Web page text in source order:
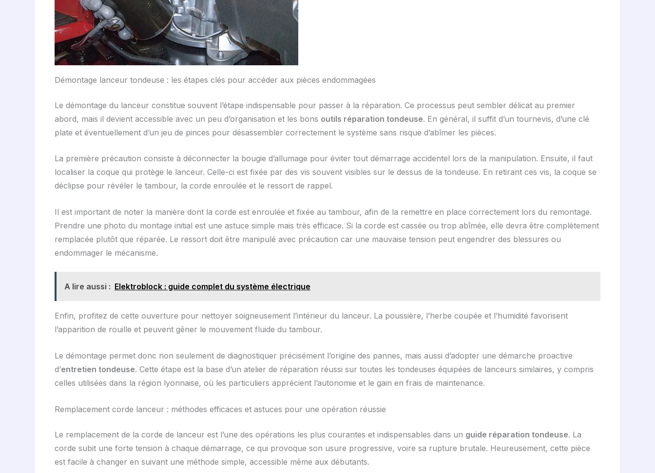
Démontage lanceur tondeuse : les étapes clés pour accéder aux pièces endommagées
Le démontage du lanceur constitue souvent l’étape indispensable pour passer à la réparation. Ce processus peut sembler délicat au premier
abord, mais il devient accessible avec un peu d’organisation et les bons outils réparation tondeuse. En général, il suffit d’un tournevis, d’une clé
plate et éventuellement d’un jeu de pinces pour désassembler correctement le système sans risque d’abîmer les pièces.
La première précaution consiste à déconnecter la bougie d’allumage pour éviter tout démarrage accidentel lors de la manipulation. Ensuite, il faut
localiser la coque qui protège le lanceur. Celle-ci est fixée par des vis souvent visibles sur le dessus de la tondeuse. En retirant ces vis, la coque se
déclipse pour révéler le tambour, la corde enroulée et le ressort de rappel.
Il est important de noter la manière dont la corde est enroulée et fixée au tambour, afin de la remettre en place correctement lors du remontage.
Prendre une photo du montage initial est une astuce simple mais très efficace. Si la corde est cassée ou trop abîmée, elle devra être complètement
remplacée plutôt que réparée. Le ressort doit être manipulé avec précaution car une mauvaise tension peut engendrer des blessures ou
endommager le mécanisme.
A lire aussi : Elektroblock : guide complet du système électrique
Enfin, profitez de cette ouverture pour nettoyer soigneusement l’intérieur du lanceur. La poussière, l’herbe coupée et l’humidité favorisent
l’apparition de rouille et peuvent gêner le mouvement fluide du tambour.
Le démontage permet donc non seulement de diagnostiquer précisément l’origine des pannes, mais aussi d’adopter une démarche proactive
d’entretien tondeuse. Cette étape est la base d’un atelier de réparation réussi sur toutes les tondeuses équipées de lanceurs similaires, y compris
celles utilisées dans la région lyonnaise, où les particuliers apprécient l’autonomie et le gain en frais de maintenance.
Remplacement corde lanceur : méthodes efficaces et astuces pour une opération réussie
Le remplacement de la corde de lanceur est l’une des opérations les plus courantes et indispensables dans un guide réparation tondeuse. La
corde subit une forte tension à chaque démarrage, ce qui provoque son usure progressive, voire sa rupture brutale. Heureusement, cette pièce
est facile à changer en suivant une méthode simple, accessible même aux débutants.